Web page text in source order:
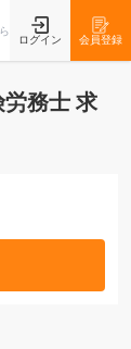
ログイン 会員登録
務士 求